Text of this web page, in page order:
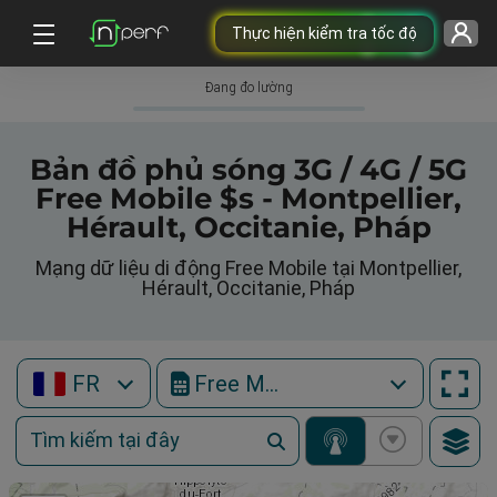
Thực hiện kiểm tra tốc độ
Đang đo lường
Bản đồ phủ sóng 3G / 4G / 5G
Free Mobile $s - Montpellier,
Hérault, Occitanie, Pháp
Mạng dữ liệu di động Free Mobile tại Montpellier,
Hérault, Occitanie, Pháp
FR Free Mobile